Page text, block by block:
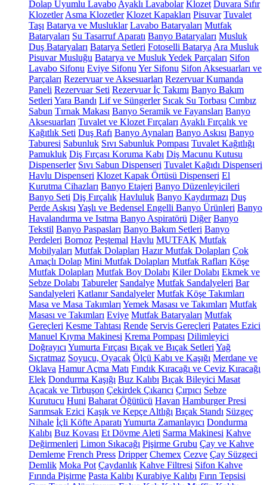
Dolap Uyumlu Lavabo Ayaklı Lavabolar Klozet Duvara Sıfır
Klozetler Asma Klozetler Klozet Kapakları Pisuvar Tuvalet
Taşı Batarya ve Musluklar Lavabo Bataryaları Mutfak
Bataryaları Su Tasarruf Aparatı Banyo Bataryaları Musluk
Duş Bataryaları Batarya Setleri Fotoselli Batarya Ara Musluk
Pisuvar Musluğu Batarya ve Musluk Yedek Parçaları Sifon
Lavabo Sifonu Eviye Sifonu Yer Sifonu Sifon Aksesuarları ve
Parçaları Rezervuar ve Aksesuarları Rezervuar Kumanda
Paneli Rezervuar Seti Rezervuar İç Takımı Banyo Bakım
Setleri Yara Bandı Lif ve Süngerler Sıcak Su Torbası Cımbız
Sabun Tırnak Makası Banyo Seramik ve Fayansları Banyo
Aksesuarları Tuvalet ve Klozet Fırçaları Ayaklı Fırçalık ve
Kağıtlık Seti Duş Rafı Banyo Aynaları Banyo Askısı Banyo
Taburesi Sabunluk Sıvı Sabunluk Pompası Tuvalet Kağıtlığı
Pamukluk Diş Fırçası Koruma Kabı Diş Macunu Kutusu
Dispenserler Sıvı Sabun Dispenseri Tuvalet Kağıdı Dispenseri
Havlu Dispenseri Klozet Kapak Örtüsü Dispenseri El
Kurutma Cihazları Banyo Etajeri Banyo Düzenleyicileri
Banyo Seti Diş Fırçalık Havluluk Banyo Kaydırmazı Duş
Perde Askısı Yaşlı ve Bedensel Engelli Banyo Ürünleri Banyo
Havalandırma ve Isıtma Banyo Aspiratörü Diğer Banyo
Tekstil Banyo Paspasları Banyo Bakım Setleri Banyo
Perdeleri Bornoz Peştemal Havlu MUTFAK Mutfak
Mobilyaları Mutfak Dolapları Hazır Mutfak Dolapları Çok
Amaçlı Dolap Mini Mutfak Dolapları Mutfak Rafları Köşe
Mutfak Dolapları Mutfak Boy Dolabı Kiler Dolabı Ekmek ve
Sebze Dolabı Tabureler Sandalye Mutfak Sandalyeleri Bar
Sandalyeleri Katlanır Sandalyeler Mutfak Köşe Takımları
Masa ve Masa Takımları Yemek Masası ve Takımları Mutfak
Masası ve Takımları Eviye Mutfak Bataryaları Mutfak
Gereçleri Kesme Tahtası Rende Servis Gereçleri Patates Ezici
Manuel Kıyma Makinesi Krema Pompası Dilimleyici
Doğrayıcı Yumurta Fırçası Bıçak ve Bıçak Setleri Yağ
Sıçratmaz Soyucu, Oyacak Ölçü Kabı ve Kaşığı Merdane ve
Oklava Hamur Açma Matı Fındık Kıracağı ve Ceviz Kıracağı
Elek Dondurma Kaşığı Buz Kalıbı Bıçak Bileyici Masat
Açacak ve Tirbuşon Çekirdek Çıkarıcı Çırpıcı Sebze
Kurutucu Huni Baharat Öğütücü Havan Hamburger Presi
Sarımsak Ezici Kaşık ve Kepçe Altlığı Bıçak Standı Süzgeç
Nihale İçli Köfte Aparatı Yumurta Zamanlayıcı Dondurma
Kalıbı Buz Kovası Et Dövme Aleti Sarma Makinesi Kahve
Değirmenleri Limon Sıkacağı Pişirme Grubu Çay ve Kahve
Demleme French Press Dripper Chemex Cezve Çay Süzgeci
Demlik Moka Pot Çaydanlık Kahve Filtresi Sifon Kahve
Fırında Pişirme Pasta Kalıbı Kurabiye Kalıbı Fırın Tepsisi